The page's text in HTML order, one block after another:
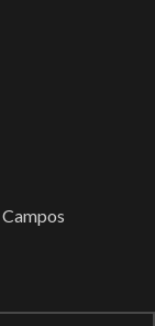
Campos